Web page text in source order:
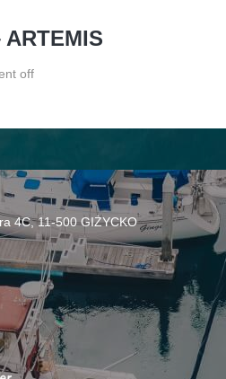
off
4C, 11-500 GIŻYCKO